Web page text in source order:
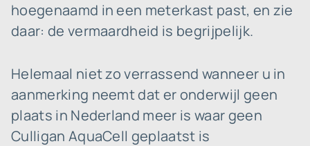
hoegenaamd in een meterkast past, en zie
daar: de vermaardheid is begrijpelijk.
Helemaal niet zo verrassend wanneer u in
aanmerking neemt dat er onderwijl geen
plaats in Nederland meer is waar geen
Culligan AquaCell geplaatst is